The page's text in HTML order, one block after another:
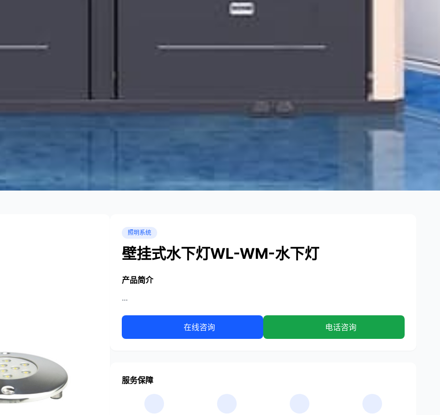
照明系统
壁挂式水下灯WL-WM-水下灯
产品简介
...
在线咨询 电话咨询
服务保障